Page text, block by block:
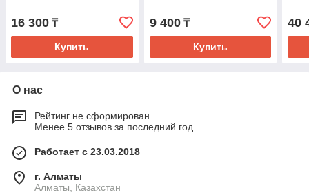
16 300 ₸
Купить
9 400₸
Купить
40
О нас
Рейтинг не сформирован
Менее 5 отзывов за последний год
Работает с 23.03.2018
г. Алматы
Алматы, Казахстан